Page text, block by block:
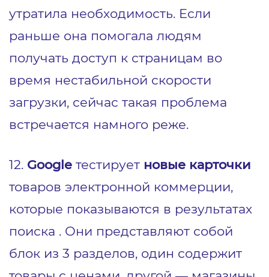
утратила необходимость. Если
раньше она помогала людям
получать доступ к страницам во
время нестабильной скорости
загрузки, сейчас такая проблема
встречается намного реже.
12. Google тестирует новые карточки
товаров электронной коммерции,
которые показываются в результатах
поиска . Они представляют собой
блок из 3 разделов, один содержит